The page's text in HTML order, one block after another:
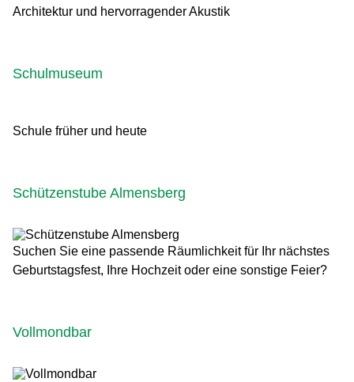
Architektur und hervorragender Akustik
Schulmuseum
Schule früher und heute
Schützenstube Almensberg
Suchen Sie eine passende Räumlichkeit für Ihr nächstes
Geburtstagsfest, Ihre Hochzeit oder eine sonstige Feier?
Vollmondbar